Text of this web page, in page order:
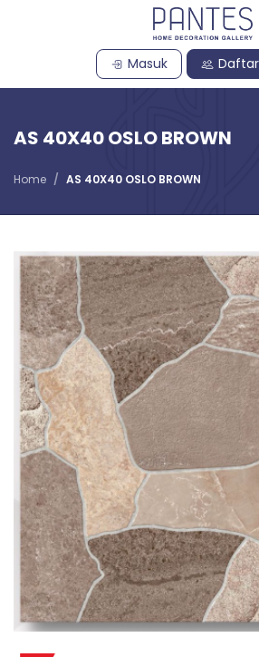
Masuk Daftar
AS 40X40 OSLO BROWN
Home AS 40X40 OSLO BROWN